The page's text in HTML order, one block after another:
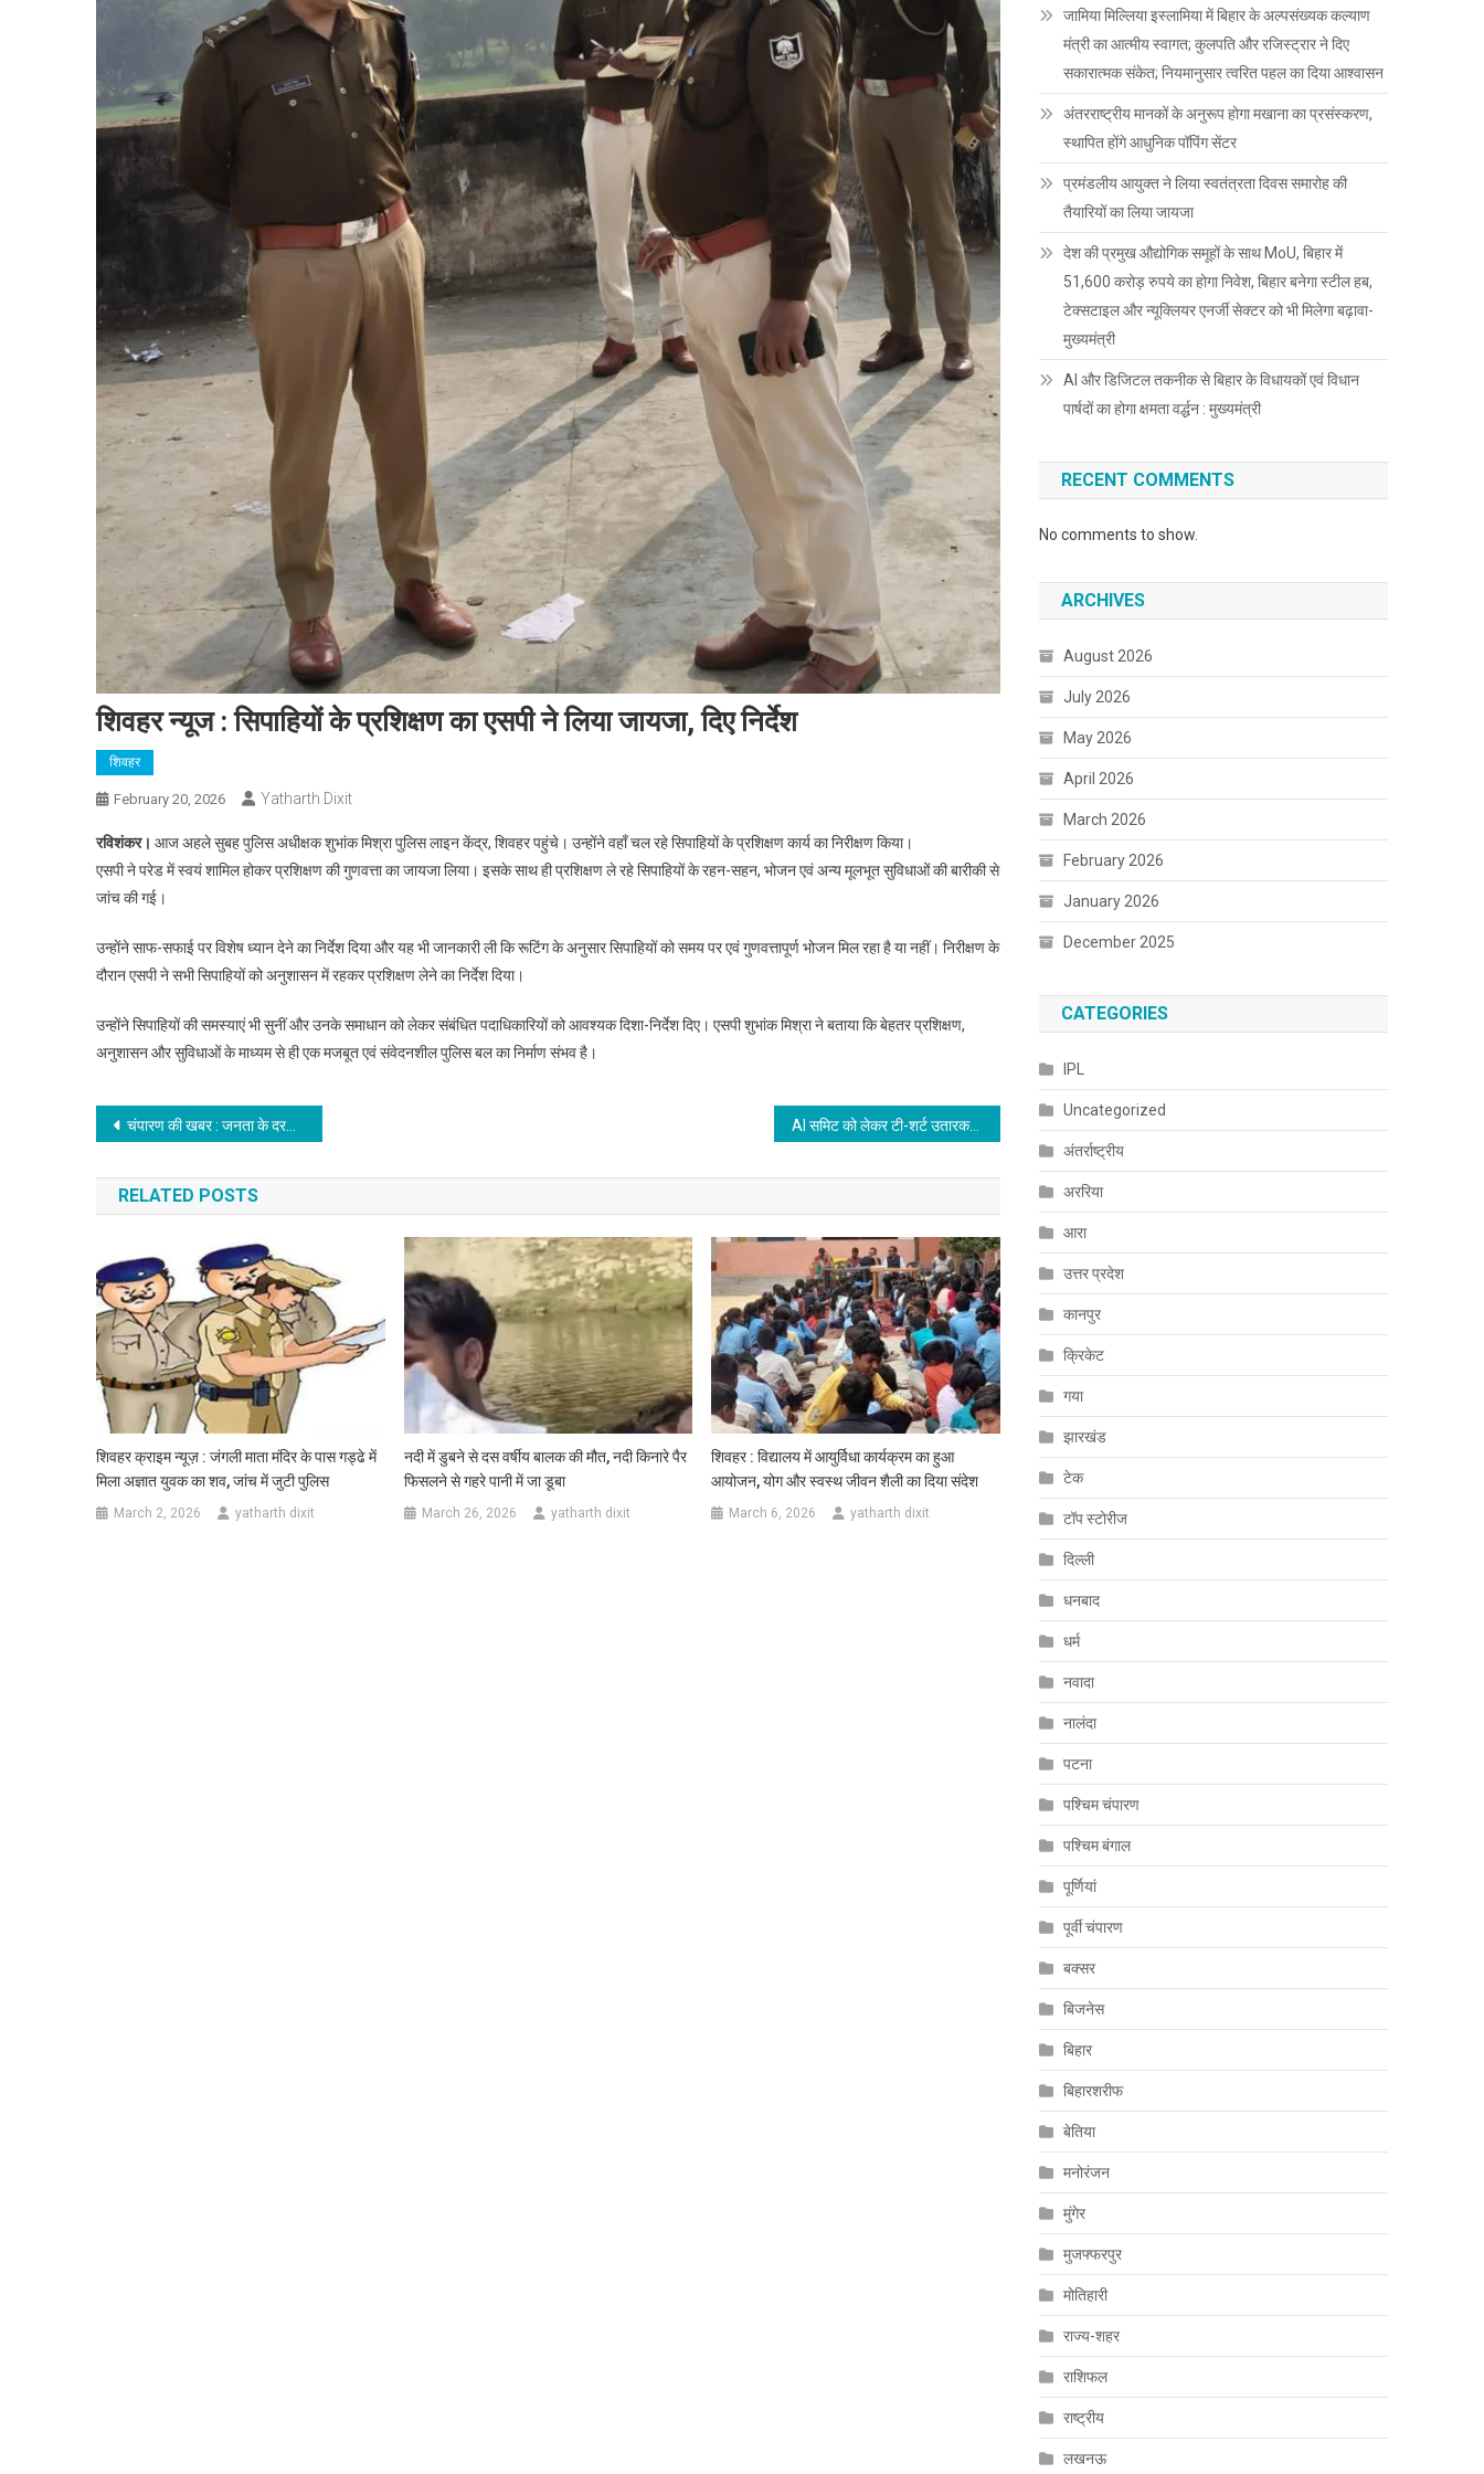
शिवहर न्यूज : सिपाहियों के प्रशिक्षण का एसपी ने लिया जायजा, दिए निर्देश
शिवहर
February 20, 2026 Yatharth Dixit
रविशंकर। आज अहले सुबह पुलिस अधीक्षक शुभांक मिश्रा पुलिस लाइन केंद्र, शिवहर पहुंचे। उन्होंने वहाँ चल रहे सिपाहियों के प्रशिक्षण कार्य का निरीक्षण किया।
एसपी ने परेड में स्वयं शामिल होकर प्रशिक्षण की गुणवत्ता का जायजा लिया। इसके साथ ही प्रशिक्षण ले रहे सिपाहियों के रहन-सहन, भोजन एवं अन्य मूलभूत सुविधाओं की बारीकी से
जांच की गई।
उन्होंने साफ-सफाई पर विशेष ध्यान देने का निर्देश दिया और यह भी जानकारी ली कि रूटिंग के अनुसार सिपाहियों को समय पर एवं गुणवत्तापूर्ण भोजन मिल रहा है या नहीं। निरीक्षण के
दौरान एसपी ने सभी सिपाहियों को अनुशासन में रहकर प्रशिक्षण लेने का निर्देश दिया।
उन्होंने सिपाहियों की समस्याएं भी सुनीं और उनके समाधान को लेकर संबंधित पदाधिकारियों को आवश्यक दिशा-निर्देश दिए। एसपी शुभांक मिश्रा ने बताया कि बेहतर प्रशिक्षण,
अनुशासन और सुविधाओं के माध्यम से ही एक मजबूत एवं संवेदनशील पुलिस बल का निर्माण संभव है।
Post
navigation
चंपारण की खबर : जनता के दरबार में जिला प्रशासन कार्यक्रम का हुआ आयोजन, कुल 33 प्राप्त आवेदनों पर हुई सुनवाई AI समिट को लेकर टी-शर्ट उतारकर यूथ कांग्रेस कार्यकर्ताओं का प्रदर्शन, BJP बोली- ऐसे मंच पर देश को शर्मसार किया जा रहा है
RELATED POSTS
शिवहर क्राइम न्यूज़ : जंगली माता मंदिर के पास गड्ढे में
मिला अज्ञात युवक का शव, जांच में जुटी पुलिस
March 2, 2026 yatharth dixit
नदी में डुबने से दस वर्षीय बालक की मौत, नदी किनारे पैर
फिसलने से गहरे पानी में जा डूबा
March 26, 2026 yatharth dixit
शिवहर : विद्यालय में आयुर्विधा कार्यक्रम का हुआ
आयोजन, योग और स्वस्थ जीवन शैली का दिया संदेश
March 6, 2026 yatharth dixit
जामिया मिल्लिया इस्लामिया में बिहार के अल्पसंख्यक कल्याण
मंत्री का आत्मीय स्वागत; कुलपति और रजिस्ट्रार ने दिए
सकारात्मक संकेत; नियमानुसार त्वरित पहल का दिया आश्वासन
अंतरराष्ट्रीय मानकों के अनुरूप होगा मखाना का प्रसंस्करण,
स्थापित होंगे आधुनिक पॉपिंग सेंटर
प्रमंडलीय आयुक्त ने लिया स्वतंत्रता दिवस समारोह की
तैयारियों का लिया जायजा
देश की प्रमुख औद्योगिक समूहों के साथ MoU, बिहार में
51,600 करोड़ रुपये का होगा निवेश, बिहार बनेगा स्टील हब,
टेक्सटाइल और न्यूक्लियर एनर्जी सेक्टर को भी मिलेगा बढ़ावा-
मुख्यमंत्री
AI और डिजिटल तकनीक से बिहार के विधायकों एवं विधान
पार्षदों का होगा क्षमता वर्द्धन : मुख्यमंत्री
RECENT COMMENTS
No comments to show.
ARCHIVES
August 2026
July 2026
May 2026
April 2026
March 2026
February 2026
January 2026
December 2025
CATEGORIES
IPL
Uncategorized
अंतर्राष्ट्रीय
अररिया
आरा
उत्तर प्रदेश
कानपुर
क्रिकेट
गया
झारखंड
टेक
टॉप स्टोरीज
दिल्ली
धनबाद
धर्म
नवादा
नालंदा
पटना
पश्चिम चंपारण
पश्चिम बंगाल
पूर्णियां
पूर्वी चंपारण
बक्सर
बिजनेस
बिहार
बिहारशरीफ
बेतिया
मनोरंजन
मुंगेर
मुजफ्फरपुर
मोतिहारी
राज्य-शहर
राशिफल
राष्ट्रीय
लखनऊ